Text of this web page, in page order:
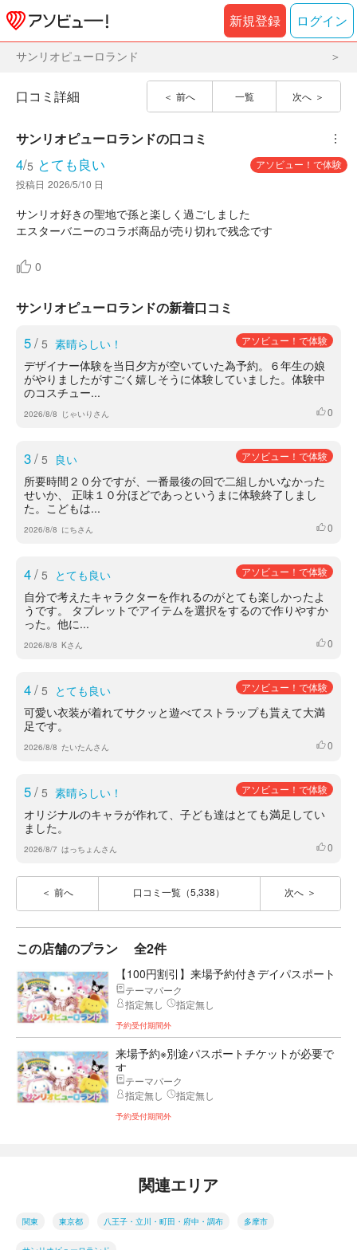
新規登録 ログイン
サンリオピューロランド
前へ 一覧 次へ
口コミ詳細
サンリオピューロランドの口コミ ︙
4/5 とても良い
アソビュー！で体験
投稿日 2026/5/10 日
サンリオ好きの聖地で孫と楽しく過ごしました
エスターバニーのコラボ商品が売り切れで残念です
0
サンリオピューロランドの新着口コミ
5/ 5 素晴らしい！ アソビュー！で体験
デザイナー体験を当日夕方が空いていた為予約。６年生の娘
がやりましたがすごく嬉しそうに体験していました。体験中
のコスチュー...
2026/8/8 じゃいりさん いいね
0
3/ 5 良い アソビュー！で体験
所要時間２０分ですが、一番最後の回で二組しかいなかった
せいか、 正味１０分ほどであっというまに体験終了しまし
た。こどもは...
2026/8/8 にちさん いいね
0
4/ 5 とても良い アソビュー！で体験
自分で考えたキャラクターを作れるのがとても楽しかったよ
うです。 タブレットでアイテムを選択をするので作りやすか
った。他に...
2026/8/8 Kさん いいね
0
4/ 5 とても良い アソビュー！で体験
可愛い衣装が着れてサクッと遊べてストラップも貰えて大満
足です。
2026/8/8 たいたんさん いいね
0
5/ 5 素晴らしい！ アソビュー！で体験
オリジナルのキャラが作れて、子ども達はとても満足してい
ました。
2026/8/7 はっちょんさん いいね
0
前へ 口コミ一覧（5,338） 次へ
この店舗のプラン 全2件
【100円割引】来場予約付きデイパスポート
テーマパーク
指定無し
指定無し
予約受付期間外
来場予約※別途パスポートチケットが必要で
す
テーマパーク
指定無し
指定無し
予約受付期間外
関連エリア
関東 東京都 八王子・立川・町田・府中・調布 多摩市